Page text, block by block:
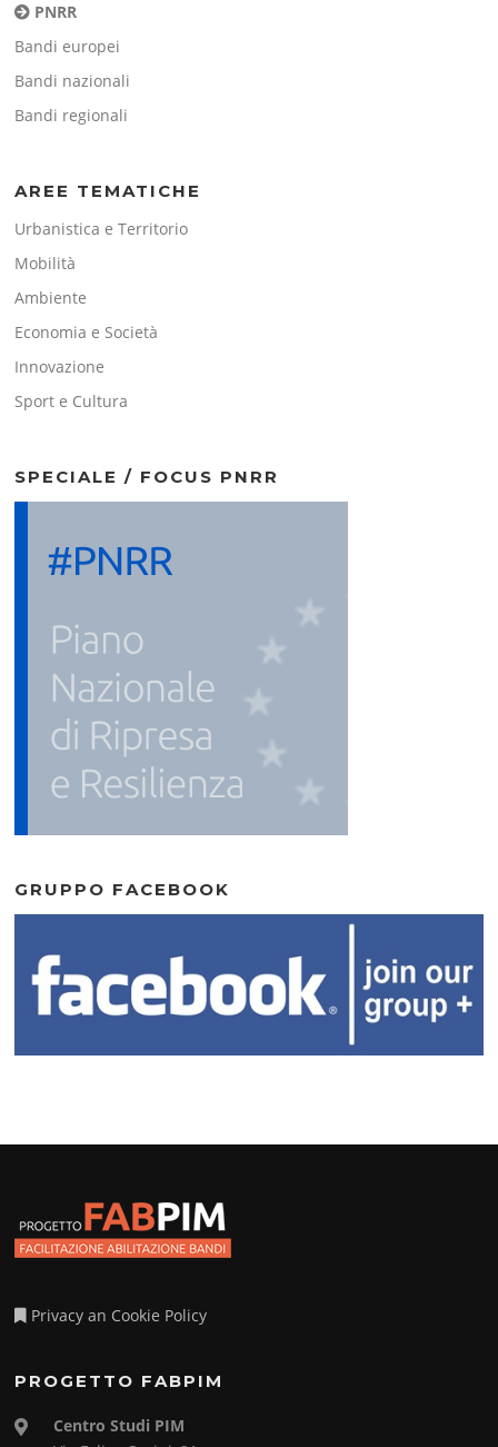
PNRR
Bandi europei
Bandi nazionali
Bandi regionali
AREE TEMATICHE
Urbanistica e Territorio
Mobilità
Ambiente
Economia e Società
Innovazione
Sport e Cultura
SPECIALE / FOCUS PNRR
GRUPPO FACEBOOK
Privacy an Cookie Policy
PROGETTO FABPIM
Centro Studi PIM